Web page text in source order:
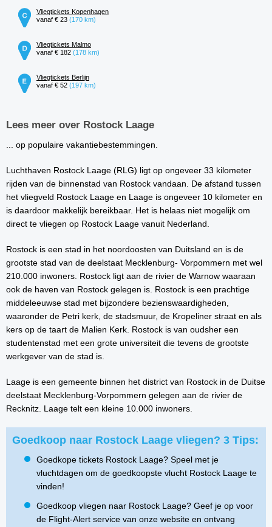
Vliegtickets Kopenhagen
vanaf € 23 (170 km)
Vliegtickets Malmo
vanaf € 182 (178 km)
Vliegtickets Berlijn
vanaf € 52 (197 km)
Lees meer over Rostock Laage
... op populaire vakantiebestemmingen.
Luchthaven Rostock Laage (RLG) ligt op ongeveer 33 kilometer
rijden van de binnenstad van Rostock vandaan. De afstand tussen
het vliegveld Rostock Laage en Laage is ongeveer 10 kilometer en
is daardoor makkelijk bereikbaar. Het is helaas niet mogelijk om
direct te vliegen op Rostock Laage vanuit Nederland.
Rostock is een stad in het noordoosten van Duitsland en is de
grootste stad van de deelstaat Mecklenburg- Vorpommern met wel
210.000 inwoners. Rostock ligt aan de rivier de Warnow waaraan
ook de haven van Rostock gelegen is. Rostock is een prachtige
middeleeuwse stad met bijzondere bezienswaardigheden,
waaronder de Petri kerk, de stadsmuur, de Kropeliner straat en als
kers op de taart de Malien Kerk. Rostock is van oudsher een
studentenstad met een grote universiteit die tevens de grootste
werkgever van de stad is.
Laage is een gemeente binnen het district van Rostock in de Duitse
deelstaat Mecklenburg-Vorpommern gelegen aan de rivier de
Recknitz. Laage telt een kleine 10.000 inwoners.
Goedkoop naar Rostock Laage vliegen? 3 Tips:
Goedkope tickets Rostock Laage? Speel met je
vluchtdagen om de goedkoopste vlucht Rostock Laage te
vinden!
Goedkoop vliegen naar Rostock Laage? Geef je op voor
de Flight-Alert service van onze website en ontvang